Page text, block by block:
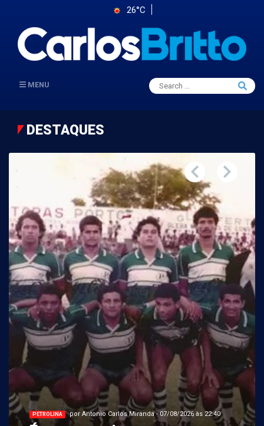
26°C
MENU
Search
for:
Search
DESTAQUES
PETROLINA por Antonio Carlos Miranda - 07/08/2026 às 22:40